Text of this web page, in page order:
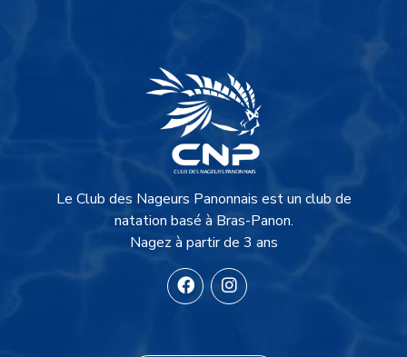
Description du site
Le Club des Nageurs Panonnais est un club de
natation basé à Bras-Panon.
Nagez à partir de 3 ans